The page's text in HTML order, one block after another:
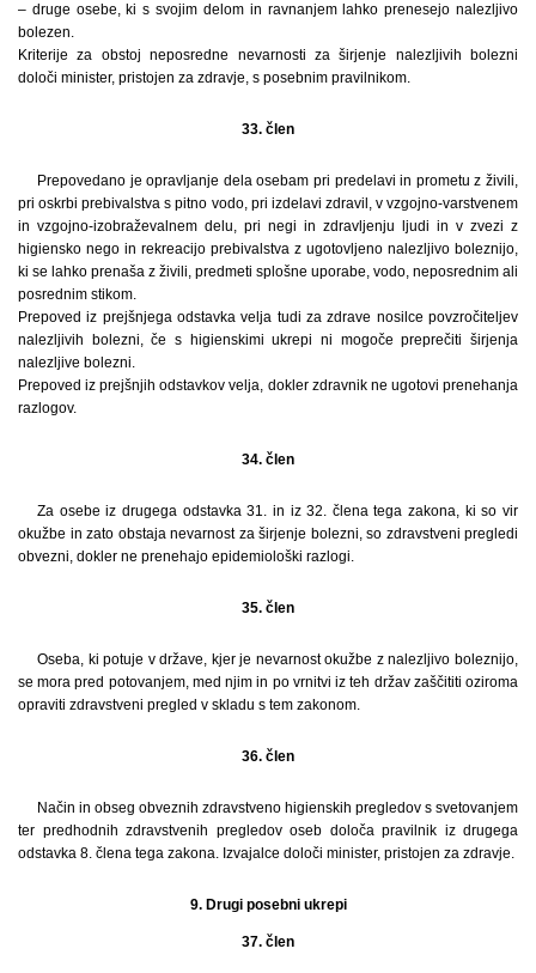
– druge osebe, ki s svojim delom in ravnanjem lahko prenesejo nalezljivo
bolezen.
Kriterije za obstoj neposredne nevarnosti za širjenje nalezljivih bolezni
določi minister, pristojen za zdravje, s posebnim pravilnikom.
33. člen
Prepovedano je opravljanje dela osebam pri predelavi in prometu z živili,
pri oskrbi prebivalstva s pitno vodo, pri izdelavi zdravil, v vzgojno-varstvenem
in vzgojno-izobraževalnem delu, pri negi in zdravljenju ljudi in v zvezi z
higiensko nego in rekreacijo prebivalstva z ugotovljeno nalezljivo boleznijo,
ki se lahko prenaša z živili, predmeti splošne uporabe, vodo, neposrednim ali
posrednim stikom.
Prepoved iz prejšnjega odstavka velja tudi za zdrave nosilce povzročiteljev
nalezljivih bolezni, če s higienskimi ukrepi ni mogoče preprečiti širjenja
nalezljive bolezni.
Prepoved iz prejšnjih odstavkov velja, dokler zdravnik ne ugotovi prenehanja
razlogov.
34. člen
Za osebe iz drugega odstavka 31. in iz 32. člena tega zakona, ki so vir
okužbe in zato obstaja nevarnost za širjenje bolezni, so zdravstveni pregledi
obvezni, dokler ne prenehajo epidemiološki razlogi.
35. člen
Oseba, ki potuje v države, kjer je nevarnost okužbe z nalezljivo boleznijo,
se mora pred potovanjem, med njim in po vrnitvi iz teh držav zaščititi oziroma
opraviti zdravstveni pregled v skladu s tem zakonom.
36. člen
Način in obseg obveznih zdravstveno higienskih pregledov s svetovanjem
ter predhodnih zdravstvenih pregledov oseb določa pravilnik iz drugega
odstavka 8. člena tega zakona. Izvajalce določi minister, pristojen za zdravje.
9. Drugi posebni ukrepi
37. člen